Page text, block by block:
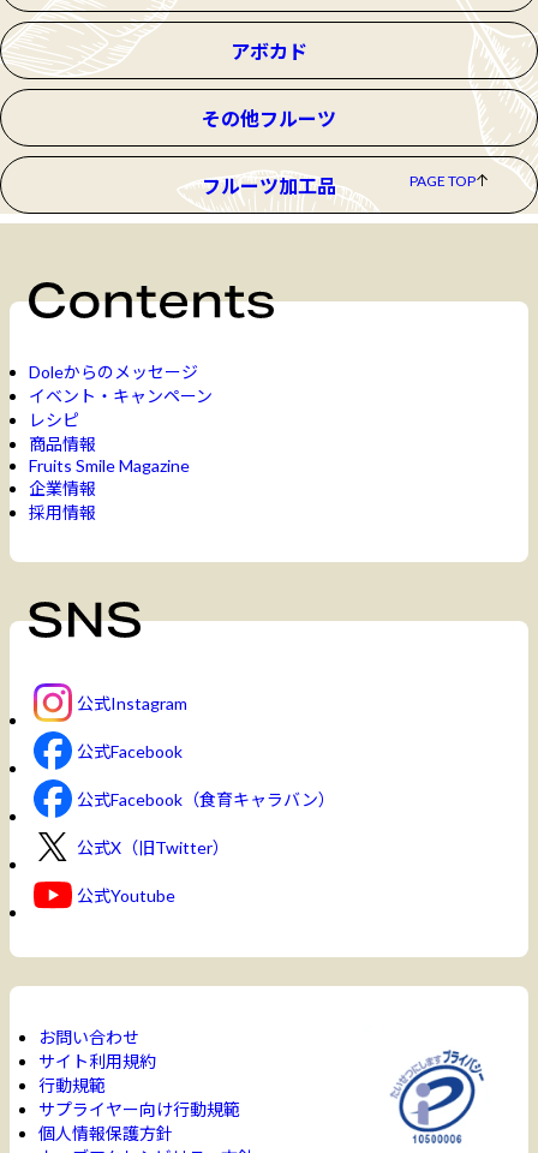
アボカド
その他フルーツ
フルーツ加工品 PAGE TOP
Doleからのメッセージ
イベント・キャンペーン
レシピ
商品情報
Fruits Smile Magazine
企業情報
採用情報
公式Instagram
公式Facebook
公式Facebook（食育キャラバン）
公式X（旧Twitter）
公式Youtube
お問い合わせ
サイト利用規約
行動規範
サプライヤー向け行動規範
個人情報保護方針